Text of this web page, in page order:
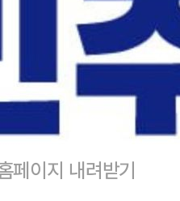
이지 내려받기